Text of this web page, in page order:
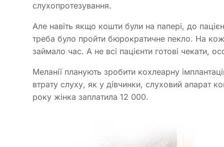
слухопротезування.
Але навіть якщо кошти були на папері, до
треба було пройти бюрократичне пекло. На
займало час. А не всі пацієнти готові чекати,
Меланії планують зробити кохлеарну
втрату слуху, як у дівчинки, слуховий апарат
року жінка заплатила 12 000.